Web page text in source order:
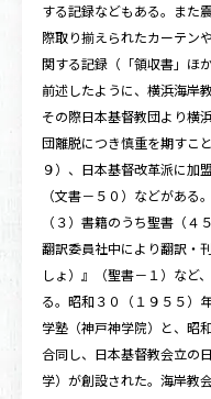
する記録などもある。また
際取り揃えられたカーテン
関する記録（「領収書」ほ
前述したように、横浜海岸
その際日本基督教団より横
団離脱につき慎重を期すこ
９）、日本基督改革派に加
（文書－５０）などがある。
（３）書籍のうち聖書（４
翻訳委員社中により翻訳・
しょ）』（聖書－１）など
る。昭和３０（１９５５）
学塾（神戸神学院）と、昭
合同し、日本基督教会立の
学）が創設された。海岸教